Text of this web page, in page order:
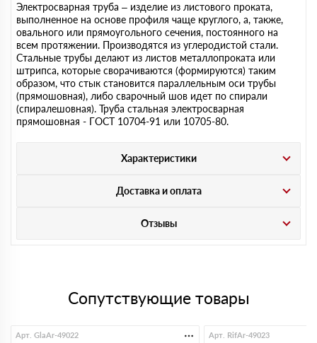
Электросварная труба – изделие из листового проката,
выполненное на основе профиля чаще круглого, а, также,
овального или прямоугольного сечения, постоянного на
всем протяжении. Производятся из углеродистой стали.
Стальные трубы делают из листов металлопроката или
штрипса, которые сворачиваются (формируются) таким
образом, что стык становится параллельным оси трубы
(прямошовная), либо сварочный шов идет по спирали
(спиралешовная). Труба стальная электросварная
прямошовная - ГОСТ 10704-91 или 10705-80.
Характеристики
Доставка и оплата
Отзывы
Сопутствующие товары
Арт. GlaAr-49022 Арт. RifAr-49023